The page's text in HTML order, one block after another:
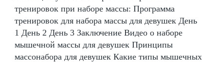
тренировок при наборе массы: Программа
тренировок для набора массы для девушек День
1 День 2 День 3 Заключение Видео о наборе
мышечной массы для девушек Принципы
массонабора для девушек Какие типы мышечных